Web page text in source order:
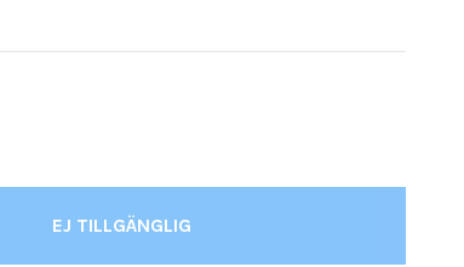
EJ TILLGÄNGLIG